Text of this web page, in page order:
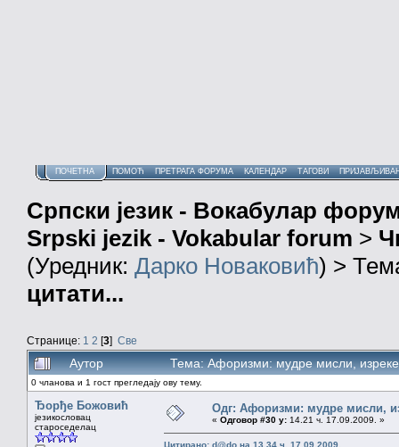
ПОЧЕТНА ПОМОЋ ПРЕТРАГА ФОРУМА КАЛЕНДАР ТАГОВИ
Српски језик - Вокабулар
Srpski jezik - Vokabular forum >
(Уредник: Дарко Новаковић) >
цитати...
Странице: 1 2 [3] Све
Аутор Тема: Афоризми: мудре мисли,
0 чланова и 1 гост прегледају ову тему.
Ђорђе Божовић
језикословац
староседелац
Одг: Афоризми: мудре мисли,
« Одговор #30 у: 14.21 ч. 17.09.2009. »
Цитирано: d@do на 13.34 ч. 17.09.2009.